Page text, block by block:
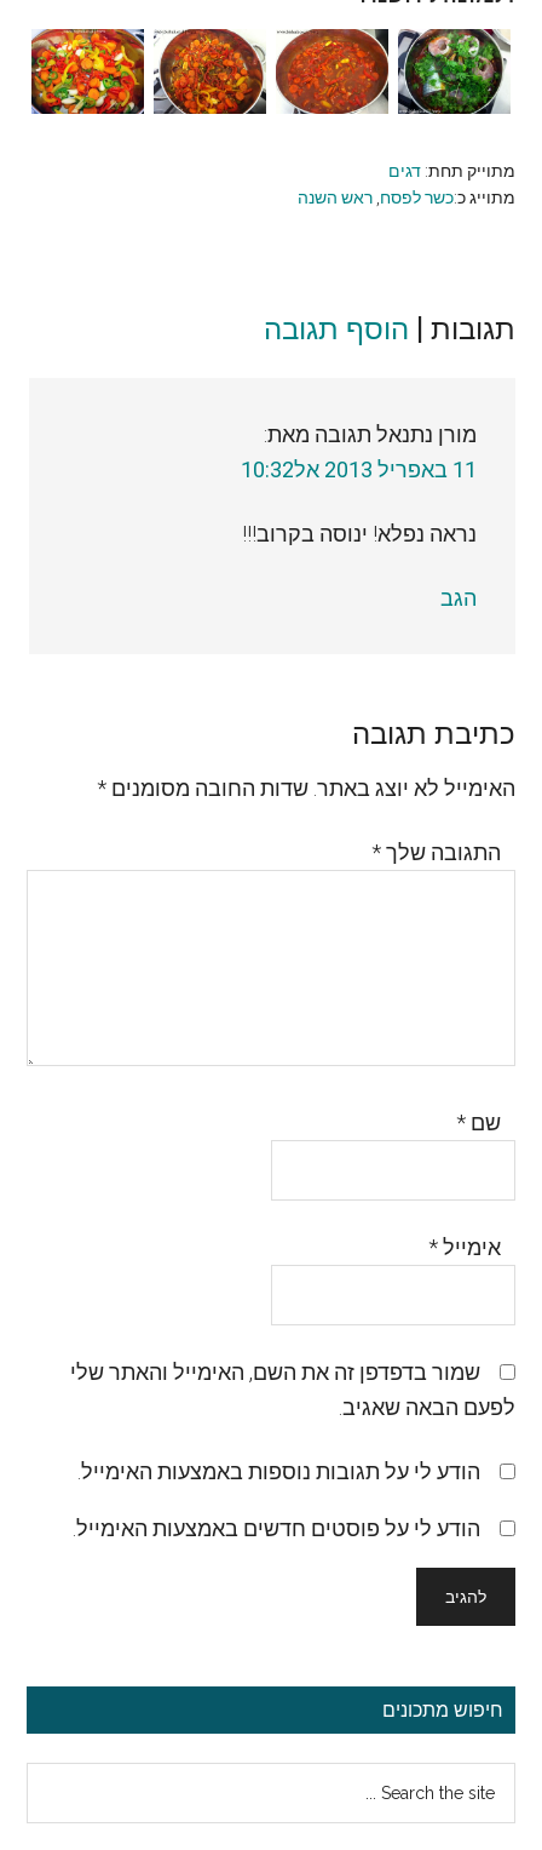
מתוייק תחת:דגים
מתוייג כ:כשר לפסח ,ראש השנה
Reader
תגובות | הוסף תגובה
מורן נתנאל תגובה מאת:
11 באפריל 2013 אל10:32
נראה נפלא! ינוסה בקרוב!!!
הגב
כתיבת תגובה
האימייל לא יוצג באתר. שדות החובה מסומנים*
התגובה שלך*
שם*
אימייל*
שמור בדפדפן זה את השם, האימייל והאתר שלי
לפעם הבאה שאגיב.
הודע לי על תגובות נוספות באמצעות האימייל.
הודע לי על פוסטים חדשים באמצעות האימייל.
סרגל
ראשי
חיפוש מתכונים